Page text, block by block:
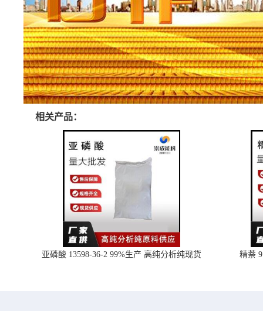
相关产品：
亚磷酸 13598-36-2 99%生产 高纯分析纯现货 精萘